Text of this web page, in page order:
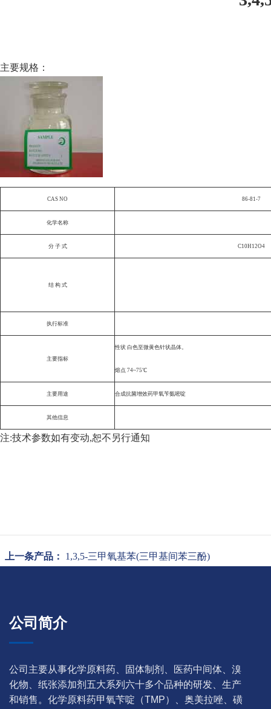
主要规格：
CAS NO 86-81-7
化学名称
分 子 式 C10H12O4
结 构 式
执行标准
主要指标
性状 白色至微黄色针状晶体。
熔点 74~75℃
主要用途 合成抗菌增效药甲氧苄氨嘧啶
其他信息
注:技术参数如有变动,恕不另行通知
上一条产品： 1,3,5-三甲氧基苯(三甲基间苯三酚)
公司简介
公司主要从事化学原料药、固体制剂、医药中间体、溴
化物、纸张添加剂五大系列六十多个品种的研发、生产
和销售。化学原料药甲氧苄啶（TMP）、奥美拉唑、磺